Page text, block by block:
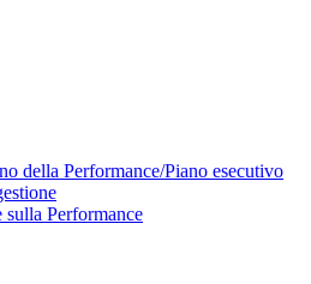
della Performance/Piano esecutivo
sulla Performance